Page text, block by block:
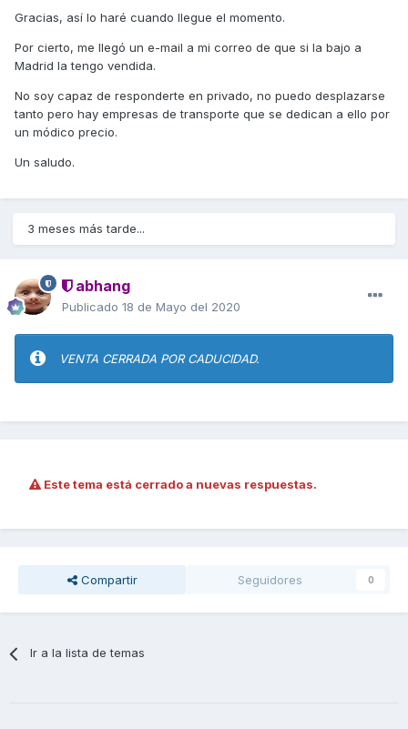
Gracias, así lo haré cuando llegue el momento.
Por cierto, me llegó un e-mail a mi correo de que si la bajo a
Madrid la tengo vendida.
No soy capaz de responderte en privado, no puedo desplazarse
tanto pero hay empresas de transporte que se dedican a ello por
un módico precio.
Un saludo.
3 meses más tarde...
abhang
Publicado 18 de Mayo del 2020
VENTA CERRADA POR CADUCIDAD.
Este tema está cerrado a nuevas respuestas.
Compartir Seguidores 0
Ir a la lista de temas